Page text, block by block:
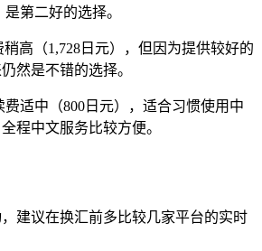
第二好的选择。
稍高（1,728日元），但因为提供较好的
然是不错的选择。
费适中（800日元），适合习惯使用中
程中文服务比较方便。
建议在换汇前多比较几家平台的实时